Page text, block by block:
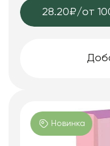
28.20₽/от
Новинка